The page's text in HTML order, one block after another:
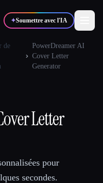
✦Soumettre avec l'IA
📈 Marketeurs
de
PowerDreamer AI
Cover Letter
Generator
Letter
pour
secondes.